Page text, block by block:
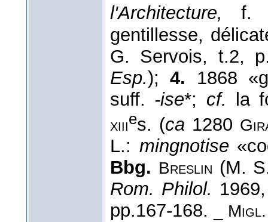
l'Architecture,
f.
gentillesse,
G. Servois, t.2,
Esp.);4. 1868
suff. -ise*; cf. la
xiiies. (ca 1280
L.: mingnotise
Bbg. Breslin (M.
Rom. Philol.
pp.167-168.
_ Migl.